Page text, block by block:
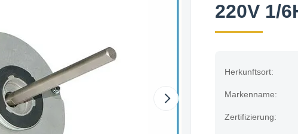
220V 1/
Herkunftsort:
Markenname:
Zertifizierung: